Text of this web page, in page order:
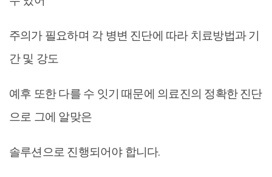
주의가 필요하며 각 병변 진단에 따라 치료방법과 기
간 및 강도
예후 또한 다를 수 잇기 때문에 의료진의 정확한 진단
으로 그에 알맞은
솔루션으로 진행되어야 합니다.